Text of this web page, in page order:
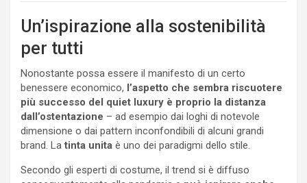
Un’ispirazione alla sostenibilità
per tutti
Nonostante possa essere il manifesto di un certo
benessere economico, l’aspetto che sembra riscuotere
più successo del quiet luxury è proprio la distanza
dall’ostentazione – ad esempio dai loghi di notevole
dimensione o dai pattern inconfondibili di alcuni grandi
brand. Latinta unita è uno dei paradigmi dello stile.
Secondo gli esperti di costume, il trend si è diffuso